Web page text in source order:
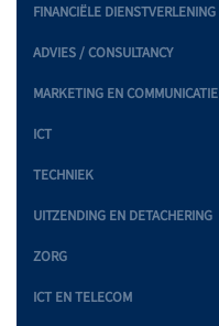
FINANCIËLE DIENSTVERLENING
ADVIES / CONSULTANCY
MARKETING EN COMMUNICATIE
ICT
TECHNIEK
UITZENDING EN DETACHERING
ZORG
ICT EN TELECOM